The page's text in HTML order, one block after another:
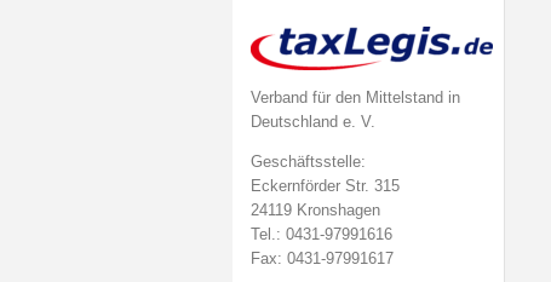
Verband für den Mittelstand in
Deutschland e. V.
Geschäftsstelle:
Eckernförder Str. 315
24119 Kronshagen
Tel.: 0431-97991616
Fax: 0431-97991617